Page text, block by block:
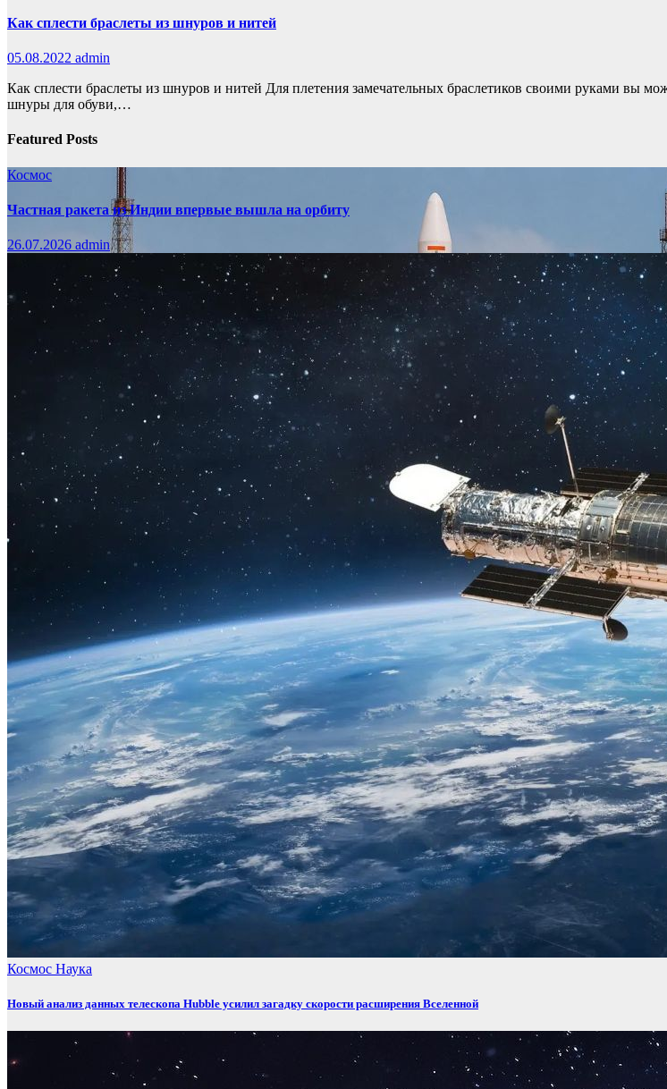
Как сплести браслеты из шнуров и нитей
05.08.2022 admin
Как сплести браслеты из шнуров и нитей Для плетения замечательных браслетиков своими руками вы
шнуры для обуви,…
Featured Posts
Космос
Частная ракета из Индии впервые вышла на орбиту
26.07.2026 admin
Космос Наука
Новый анализ данных телескопа Hubble усилил загадку скорости расширения Вселенной